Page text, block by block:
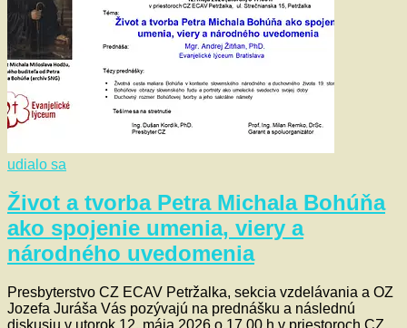
udialo sa
Život a tvorba Petra Michala Bohúňa
ako spojenie umenia, viery a
národného uvedomenia
Presbyterstvo CZ ECAV Petržalka, sekcia vzdelávania a OZ
Jozefa Juráša Vás pozývajú na prednášku a následnú